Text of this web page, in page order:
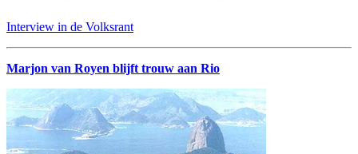
Interview in de Volksrant
Marjon van Royen blijft trouw aan Rio